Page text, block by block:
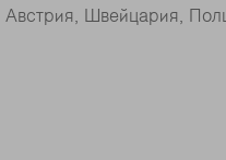
Австрия, Швейцария,